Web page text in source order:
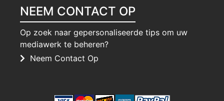
NEEM CONTACT OP
Op zoek naar gepersonaliseerde tips om uw
mediawerk te beheren?
Neem Contact Op